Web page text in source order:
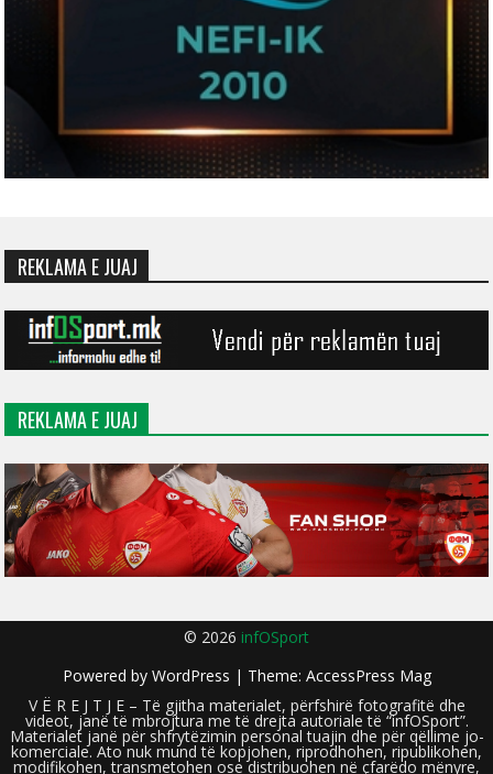
REKLAMA E JUAJ
REKLAMA E JUAJ
© 2026 infOSport
Powered by WordPress | Theme: AccessPress Mag
V Ë R E J T J E – Të gjitha materialet, përfshirë fotografitë dhe
videot, janë të mbrojtura me të drejta autoriale të “infOSport”.
Materialet janë për shfrytëzimin personal tuajin dhe për qëllime jo-
komerciale. Ato nuk mund të kopjohen, riprodhohen, ripublikohen,
modifikohen, transmetohen ose distribuohen në çfarëdo mënyre,